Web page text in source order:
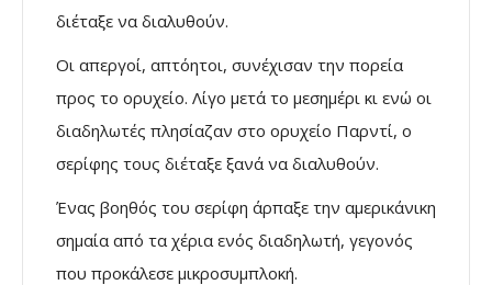
διέταξε να διαλυθούν.
Οι απεργοί, απτόητοι, συνέχισαν την πορεία
προς το ορυχείο. Λίγο μετά το μεσημέρι κι ενώ οι
διαδηλωτές πλησίαζαν στο ορυχείο Παρντί, ο
σερίφης τους διέταξε ξανά να διαλυθούν.
Ένας βοηθός του σερίφη άρπαξε την αμερικάνικη
σημαία από τα χέρια ενός διαδηλωτή, γεγονός
που προκάλεσε μικροσυμπλοκή.